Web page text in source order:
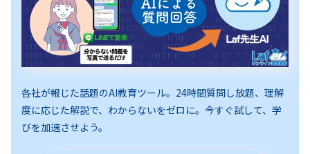
各社が報じた話題のAI教育ツール。24時間質問し放題、理解
度に応じた解説で、わからないをゼロに。今すぐ試して、学
びを加速させよう。